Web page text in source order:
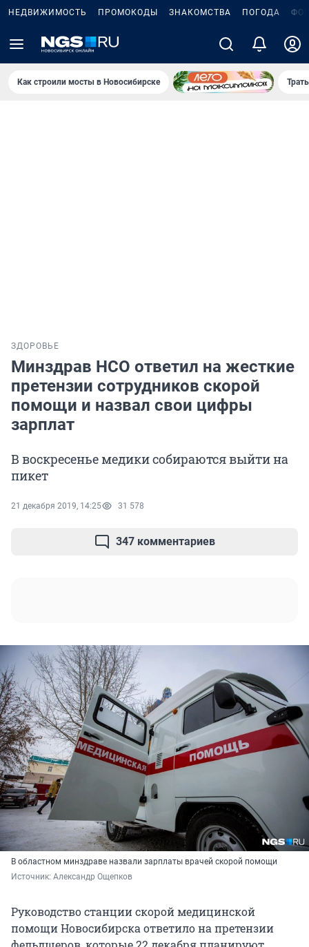
НЕДВИЖИМОСТЬ ПРОМОКОДЫ ЗНАКОМСТВА ПОГОДА
Как строили мосты в Новосибирске
ЗДОРОВЬЕ
Минздрав НСО ответил на жесткие
претензии сотрудников скорой
помощи и назвал свои цифры
зарплат
В воскресенье медики собираются выйти на
пикет
21 декабря 2019, 14:25 31 578
347 комментариев
В областном минздраве назвали зарплаты врачей скорой помощи
Источник: Александр Ощепков
Руководство станции скорой медицинской
помощи Новосибирска ответило на претензии